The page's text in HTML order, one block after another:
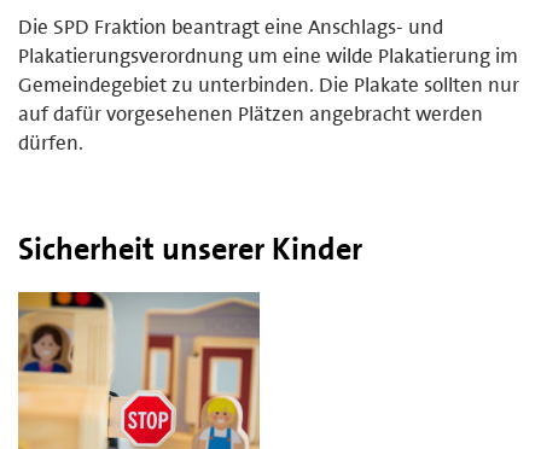
Die SPD Fraktion beantragt eine Anschlags- und
Plakatierungsverordnung um eine wilde Plakatierung im
Gemeindegebiet zu unterbinden. Die Plakate sollten nur
auf dafür vorgesehenen Plätzen angebracht werden
dürfen.
Sicherheit unserer Kinder